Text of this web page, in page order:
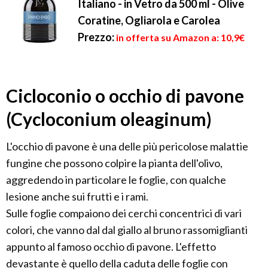
Italiano - in Vetro da 500 ml - Olive
Coratine, Ogliarola e Carolea
Prezzo: in offerta su Amazon a: 10,9€
Cicloconio o occhio di pavone
(Cycloconium oleaginum)
L'occhio di pavone è una delle più pericolose malattie
fungine che possono colpire la pianta dell'olivo,
aggredendo in particolare le foglie, con qualche
lesione anche sui frutti e i rami.
Sulle foglie compaiono dei cerchi concentrici di vari
colori, che vanno dal dal giallo al bruno rassomiglianti
appunto al famoso occhio di pavone. L'effetto
devastante è quello della caduta delle foglie con